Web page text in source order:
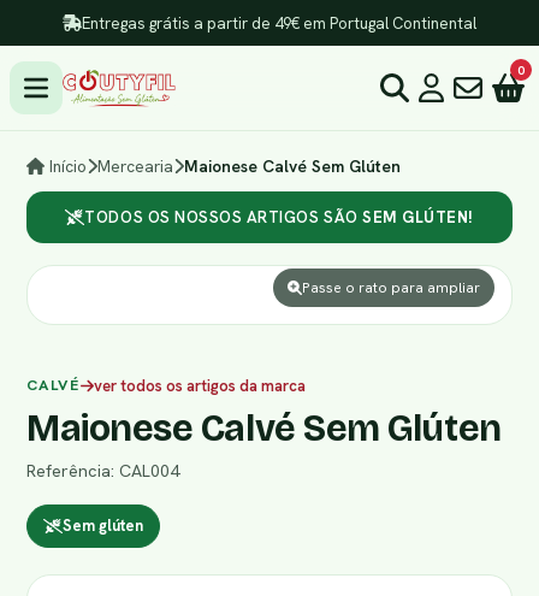
Entregas grátis a partir de 49€ em Portugal Continental
0
Início Mercearia Maionese Calvé Sem Glúten
TODOS OS NOSSOS ARTIGOS SÃO SEM GLÚTEN!
Passe o rato para ampliar
CALVÉ ver todos os artigos da marca
Maionese Calvé Sem Glúten
Referência: CAL004
Sem glúten